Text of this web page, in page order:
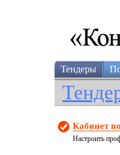
Тендеры
Кабинет
Настроить